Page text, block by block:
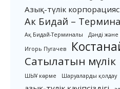
Азық-түлік
Ак Бидай –
Ақ Бидай-Терминалы
Дәнді
Игорь Пугачев
Сатылатын мүлік
ШЫҰ көрме
Шаруаларды қолдау